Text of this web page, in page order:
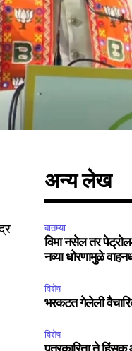
अन्य लेख
बातम्या
विमा नसेल तर
नव्या धोरणामुळे
विशेष
भरकटत गेलेली
विशेष